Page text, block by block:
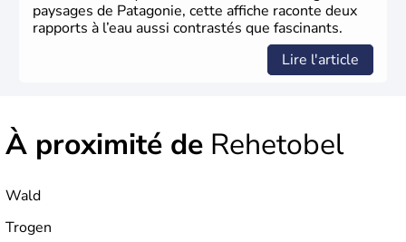
paysages de Patagonie, cette affiche raconte deux
rapports à l’eau aussi contrastés que fascinants.
Lire l'article
À proximité de Rehetobel
Wald
Trogen